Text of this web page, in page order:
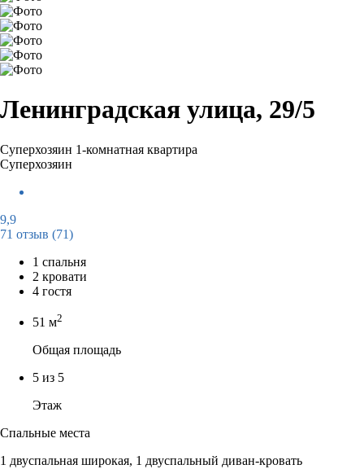
Ленинградская улица, 29/5
Суперхозяин 1-комнатная квартира
Суперхозяин
9,9
71 отзыв (71)
1 спальня
2 кровати
4 гостя
51 м2
Общая площадь
5 из 5
Этаж
Спальные места
1 двуспальная широкая, 1 двуспальный диван-кровать